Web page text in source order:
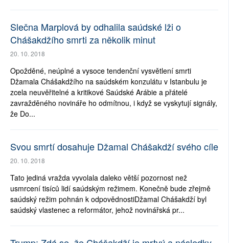
Slečna Marplová by odhalila saúdské lži o
Chášakdžího smrti za několik minut
20. 10. 2018
Opožděné, neúplné a vysoce tendenční vysvětlení smrti
Džamala Chášakdžího na saúdském konzulátu v Istanbulu je
zcela neuvěřitelné a kritikové Saúdské Arábie a přátelé
zavražděného novináře ho odmítnou, i když se vyskytují signály,
že Do...
Svou smrtí dosahuje Džamal Chášakdží svého cíle
20. 10. 2018
Tato jediná vražda vyvolala daleko větší pozornost než
usmrcení tisíců lidí saúdským režimem. Konečně bude zřejmě
saúdský režim pohnán k odpovědnostiDžamal Chášakdží byl
saúdský vlastenec a reformátor, jehož novinářská pr...